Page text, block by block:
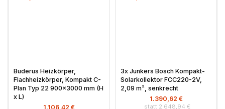
Buderus Heizkörper,
Flachheizkörper, Kompakt C-
Plan Typ 22 900×3000 mm (H
x L)
1.106,42 €
3x Junkers Bosch Kompakt-
Solarkollektor FCC220-2V,
2,09 m², senkrecht
2.648,94 €
1.390,62 €